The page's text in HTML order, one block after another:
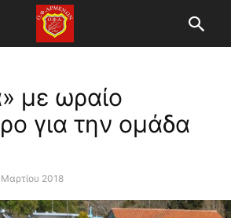
με ωραίο
για την ομάδα
2018